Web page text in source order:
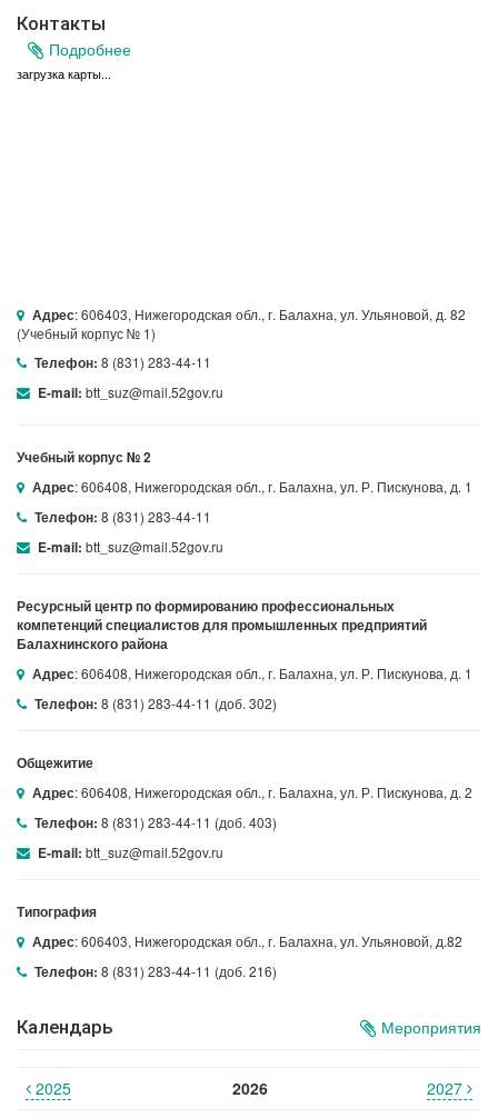
Контакты
Подробнее
загрузка карты...
Адрес: 606403, Нижегородская обл., г. Балахна, ул. Ульяновой, д. 82
(Учебный корпус № 1)
Телефон: 8 (831) 283-44-11
E-mail: btt_suz@mail.52gov.ru
Учебный корпус № 2
Адрес: 606408, Нижегородская обл., г. Балахна, ул. Р. Пискунова, д. 1
Телефон: 8 (831) 283-44-11
E-mail: btt_suz@mail.52gov.ru
Ресурсный центр по формированию профессиональных
компетенций специалистов для промышленных предприятий
Балахнинского района
Адрес: 606408, Нижегородская обл., г. Балахна, ул. Р. Пискунова, д. 1
Телефон: 8 (831) 283-44-11 (доб. 302)
Общежитие
Адрес: 606408, Нижегородская обл., г. Балахна, ул. Р. Пискунова, д. 2
Телефон: 8 (831) 283-44-11 (доб. 403)
E-mail: btt_suz@mail.52gov.ru
Типография
Адрес: 606403, Нижегородская обл., г. Балахна, ул. Ульяновой, д.82
Телефон: 8 (831) 283-44-11 (доб. 216)
Календарь Мероприятия
2025 2026 2027